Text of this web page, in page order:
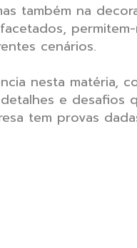
também na
cenários.
nesta matéria,
e desafios
tem provas